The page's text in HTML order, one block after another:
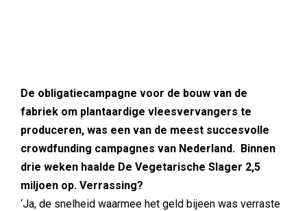
De obligatiecampagne voor de bouw van de
fabriek om plantaardige vleesvervangers te
produceren, was een van de meest succesvolle
crowdfunding campagnes van Nederland. Binnen
drie weken haalde De Vegetarische Slager 2,5
miljoen op. Verrassing?
‘Ja, de snelheid waarmee het geld bijeen was verraste